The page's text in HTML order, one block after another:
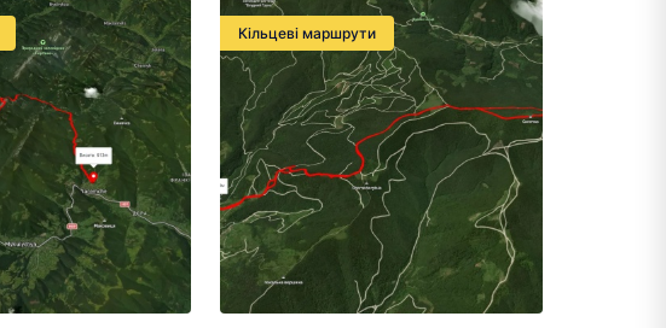
Кільцеві маршрути